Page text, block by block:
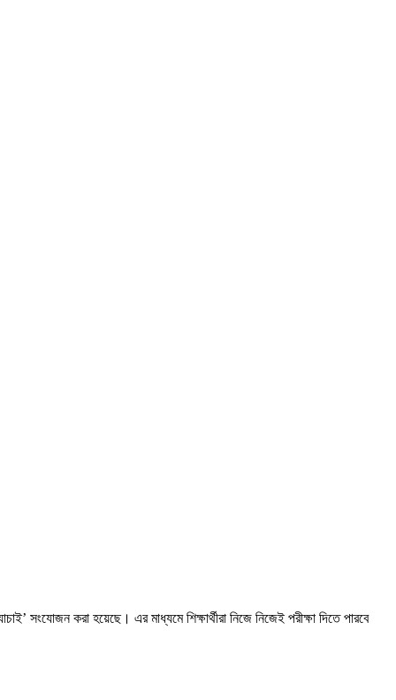
সংযোজন করা হয়েছে। এর মাধ্যমে শিক্ষার্থীরা নিজে নিজেই পরীক্ষা দিতে পারবে